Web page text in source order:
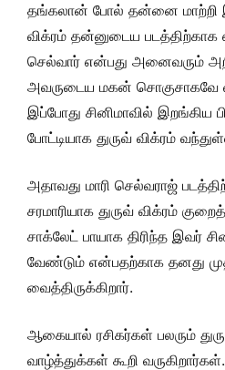
தங்கலான் போல் தன்னை மாற்றி
விக்ரம் தன்னுடைய
செல்வார் என்பது அனைவரும்
அவருடைய மகன் சொகுசாகவே
இப்போது சினிமாவில் இறங்கிய
போட்டியாக துருவ் விக்ரம்
அதாவது மாரி செல்வராஜ்
சரமாரியாக துருவ் விக்ரம்
சாக்லேட் பாயாக திரிந்த இவர்
வேண்டும் என்பதற்காக தனது
வைத்திருக்கிறார்.
ஆகையால் ரசிகர்கள் பலரும்
வாழ்த்துக்கள் கூறி